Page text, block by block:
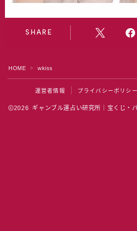
SHARE
HOME ＞ wkiss
運営者情報 プライバシーポリシー
2026 ギャンブル運占い研究所｜宝くじ・